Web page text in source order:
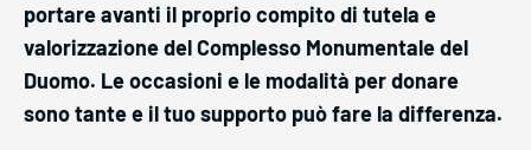
portare avanti il proprio compito di tutela e
valorizzazione del Complesso Monumentale del
Duomo. Le occasioni e le modalità per donare
sono tante e il tuo supporto può fare la differenza.